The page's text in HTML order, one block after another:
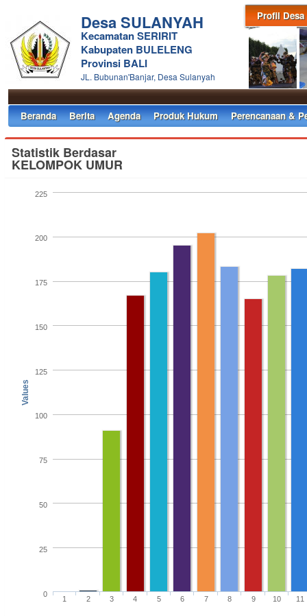
Profil Desa
Desa SULANYAH
Kecamatan SERIRIT
Kabupaten BULELENG
Provinsi BALI
JL. Bubunan'Banjar, Desa Sulanyah
Beranda Berita Agenda Produk Hukum Perencanaan &
Statistik Berdasar
KELOMPOK UMUR
Values
1 2 3 4 5 6 7 8 9 10 11
0
25
50
75
100
125
150
175
200
225